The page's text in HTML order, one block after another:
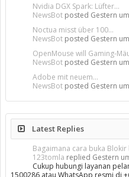
Nvidia DGX Spark: Lüfter...
NewsBot posted Gestern
Noctua misst über 100...
NewsBot posted Gestern
OpenMouse will Gaming-
NewsBot posted Gestern
Adobe mit neuem...
NewsBot posted Gestern
Latest Replies
Bagaimana cara buka Blokir
123tomla replied Gestern
Cukup hubungi layanan
1500286 atau WhatsApp resmi di